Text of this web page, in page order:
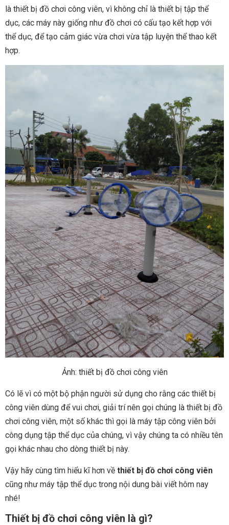
là thiết bị đồ chơi công viên, vì không chỉ là thiết bị tập thể
dục, các máy này giống như đồ chơi có cấu tạo kết hợp với
thể dục, để tạo cảm giác vừa chơi vừa tập luyện thể thao kết
hợp.
Ảnh: thiết bị đồ chơi công viên
Có lẽ vì có một bộ phận người sử dụng cho rằng các thiết bị
công viên dùng để vui chơi, giải trí nên gọi chúng là thiết bị đồ
chơi công viên, một số khác thì gọi là máy tập công viên bởi
công dụng tập thể dục của chúng, vì vậy chúng ta có nhiều tên
gọi khác nhau cho dòng thiết bị này.
Vậy hãy cùng tìm hiểu kĩ hơn về thiết bị đồ chơi công viên
cũng như máy tập thể dục trong nội dung bài viết hôm nay
nhé!
Thiết bị đồ chơi công viên là gì?